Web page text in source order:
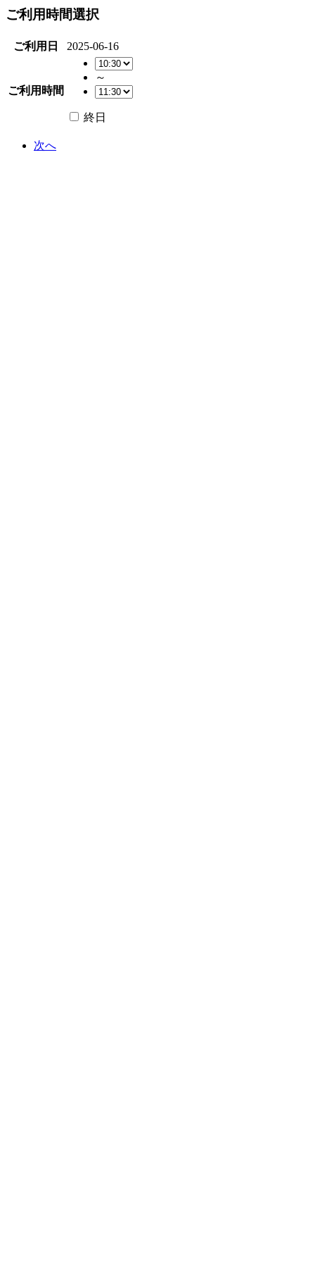
ご利用時間選択
ご利用日 2025-06-16
ご利用時間
～
終日
次へ